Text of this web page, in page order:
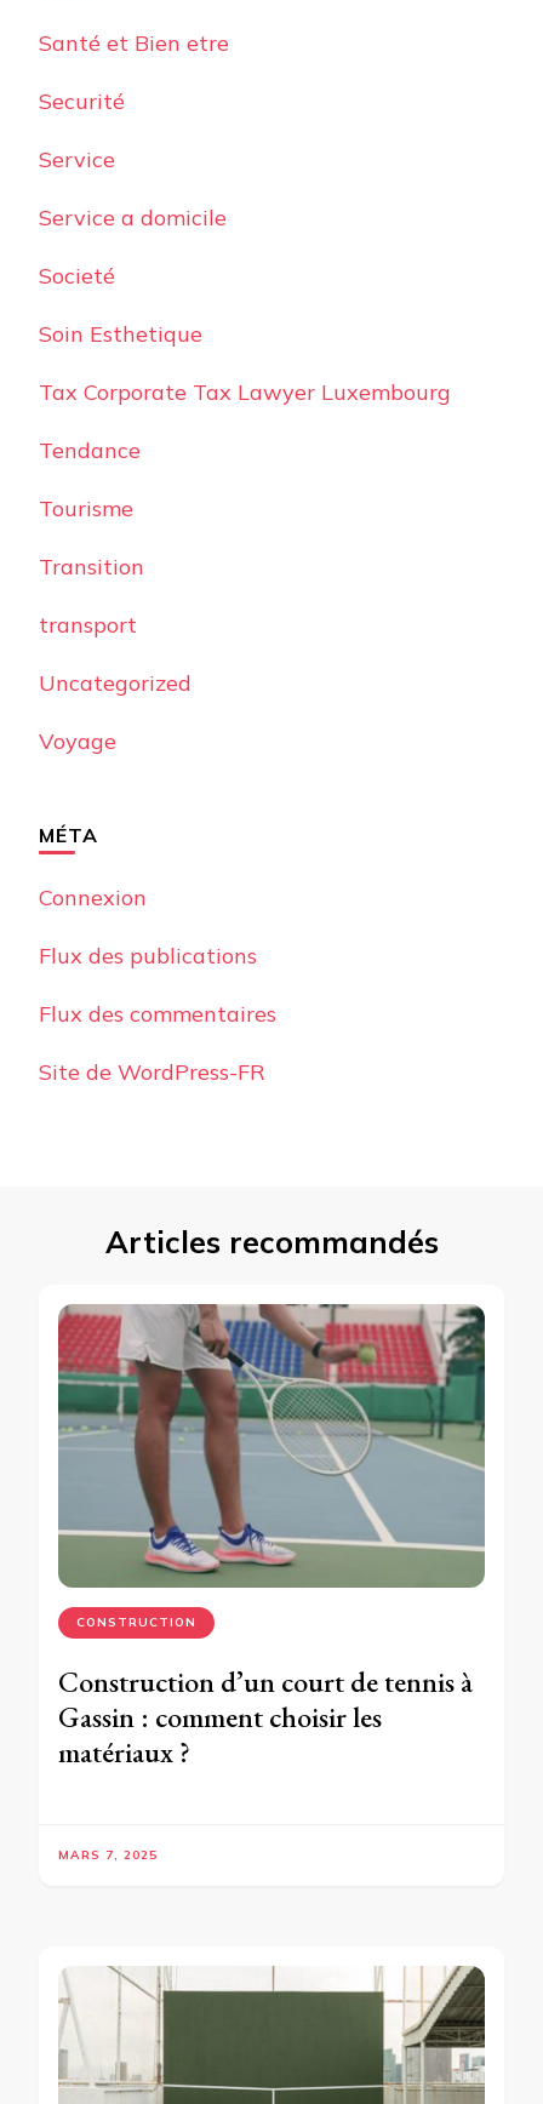
Santé et Bien etre
Securité
Service
Service a domicile
Societé
Soin Esthetique
Tax Corporate Tax Lawyer Luxembourg
Tendance
Tourisme
Transition
transport
Uncategorized
Voyage
MÉTA
Connexion
Flux des publications
Flux des commentaires
Site de WordPress-FR
Articles recommandés
CONSTRUCTION
Construction d’un court de tennis à
Gassin : comment choisir les
matériaux ?
MARS 7, 2025